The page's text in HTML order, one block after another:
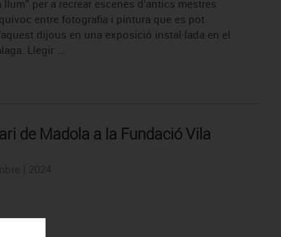
llum” per a recrear escenes d'antics mestres
entre fotografia i pintura que es pot
dijous en una exposició instal·lada en el
Llegir ...
de Madola a la Fundació Vila